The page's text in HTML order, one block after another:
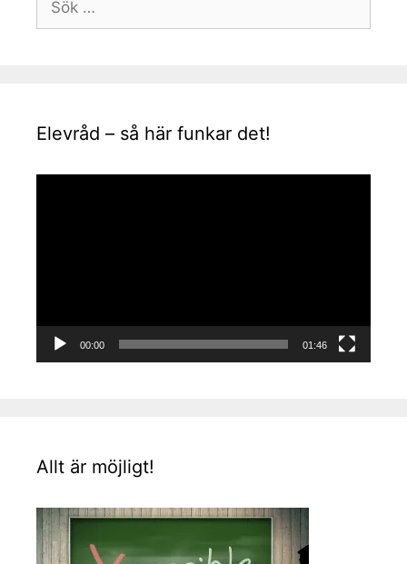
efter:
Elevråd – så här funkar det!
00:00 01:46
Allt är möjligt!